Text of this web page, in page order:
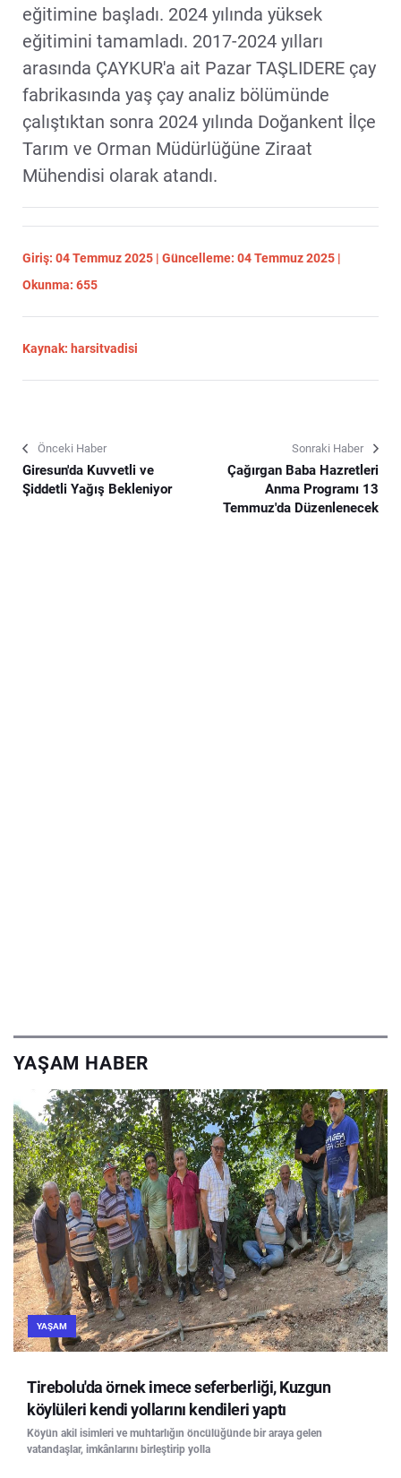
eğitimine başladı. 2024 yılında yüksek
eğitimini tamamladı. 2017-2024 yılları
arasında ÇAYKUR'a ait Pazar TAŞLIDERE çay
fabrikasında yaş çay analiz bölümünde
çalıştıktan sonra 2024 yılında Doğankent İlçe
Tarım ve Orman Müdürlüğüne Ziraat
Mühendisi olarak atandı.
Giriş: 04 Temmuz 2025 | Güncelleme: 04 Temmuz 2025 |
Okunma: 655
Kaynak: harsitvadisi
Önceki Haber
Giresun'da Kuvvetli ve
Şiddetli Yağış Bekleniyor
Sonraki Haber
Çağırgan Baba Hazretleri
Anma Programı 13
Temmuz'da Düzenlenecek
YAŞAM HABER
YAŞAM
Tirebolu'da örnek imece seferberliği, Kuzgun
köylüleri kendi yollarını kendileri yaptı
Köyün akil isimleri ve muhtarlığın öncülüğünde bir araya gelen
vatandaşlar, imkânlarını birleştirip yolla